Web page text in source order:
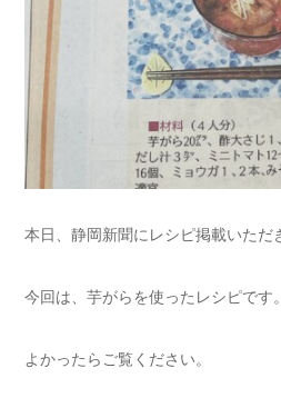
本日、静岡新聞にレシピ掲載いただ
今回は、芋がらを使ったレシピです。
よかったらご覧ください。